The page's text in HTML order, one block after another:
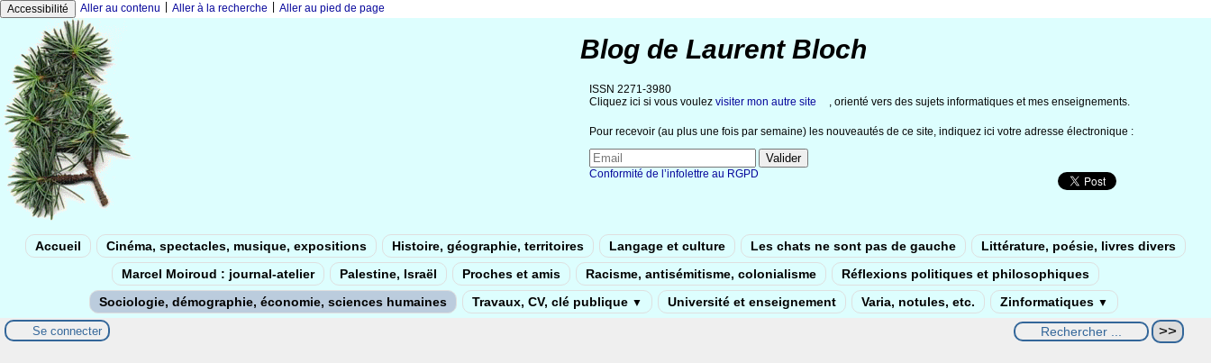
Accessibilité Aller au contenu Aller à la recherche Aller au pied de page
Blog de Laurent Bloch
ISSN 2271-3980
Cliquez ici si vous voulez visiter mon autre site , orienté vers des sujets informatiques et mes enseignements.
Pour recevoir (au plus une fois par semaine) les nouveautés de ce site, indiquez ici votre adresse électronique :
Conformité de l’infolettre au RGPD
Accueil Cinéma, spectacles, musique, expositions Histoire, géographie, territoires Langage et culture Les chats ne sont pas de gauche
Littérature, poésie, livres divers
Marcel Moiroud : journal-atelier
Palestine, Israël Proches et amis Racisme, antisémitisme, colonialisme
Réflexions politiques et philosophiques
Sociologie, démographie, économie, sciences humaines
Travaux, CV, clé publique ▼ Université et enseignement Varia, notules, etc. Zinformatiques ▼
Se connecter